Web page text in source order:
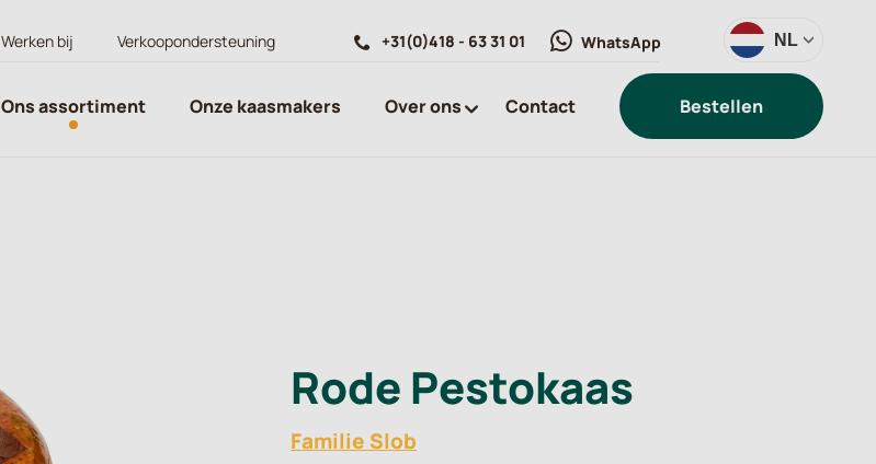
Werken bij Verkoopondersteuning +31(0)418 - 63 31 01 WhatsApp NL
Ons assortiment Onze kaasmakers Over ons Contact Bestellen
Rode Pestokaas
Familie Slob